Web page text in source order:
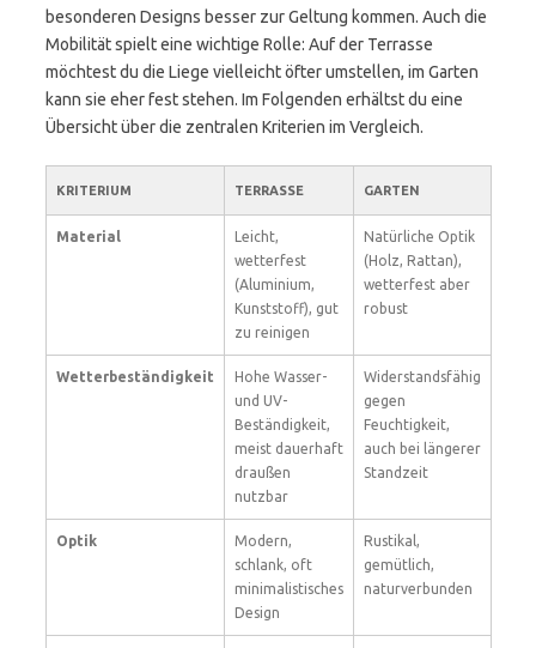
besonderen Designs besser zur Geltung kommen. Auch die
Mobilität spielt eine wichtige Rolle: Auf der Terrasse
möchtest du die Liege vielleicht öfter umstellen, im Garten
kann sie eher fest stehen. Im Folgenden erhältst du eine
Übersicht über die zentralen Kriterien im Vergleich.
KRITERIUM TERRASSE GARTEN
Material
Leicht,
wetterfest
(Aluminium,
Kunststoff), gut
zu reinigen
Natürliche Optik
(Holz, Rattan),
wetterfest aber
robust
Wetterbeständigkeit
Hohe Wasser-
und UV-
Beständigkeit,
meist dauerhaft
draußen
nutzbar
Widerstandsfähig
gegen
Feuchtigkeit,
auch bei längerer
Standzeit
Optik
Modern,
schlank, oft
minimalistisches
Design
Rustikal,
gemütlich,
naturverbunden